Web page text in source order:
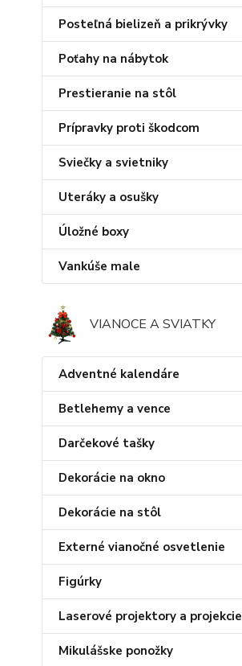
Posteľná bielizeň a prikrývky
Poťahy na nábytok
Prestieranie na stôl
Prípravky proti škodcom
Sviečky a svietniky
Uteráky a osušky
Úložné boxy
Vankúše male
VIANOCE A SVIATKY
Adventné kalendáre
Betlehemy a vence
Darčekové tašky
Dekorácie na okno
Dekorácie na stôl
Externé vianočné osvetlenie
Figúrky
Laserové projektory a projekcie
Mikulášske ponožky